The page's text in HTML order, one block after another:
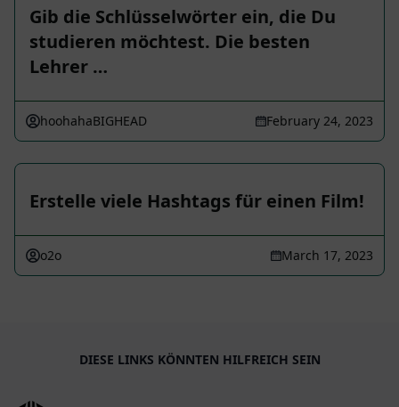
Gib die Schlüsselwörter ein, die Du
studieren möchtest. Die besten
Lehrer …
hoohahaBIGHEAD February 24, 2023
Erstelle viele Hashtags für einen Film!
o2o March 17, 2023
DIESE LINKS KÖNNTEN HILFREICH SEIN